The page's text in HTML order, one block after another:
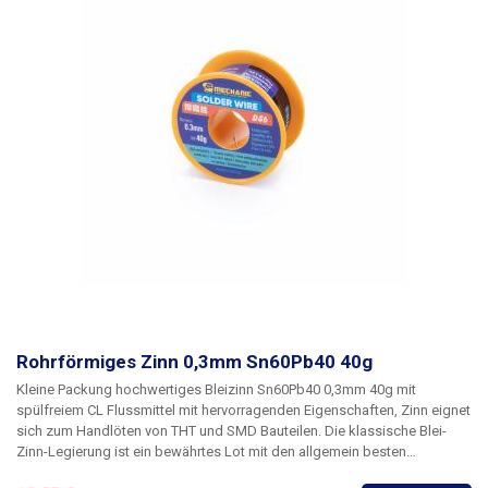
Rohrförmiges Zinn 0,3mm Sn60Pb40 40g
Kleine Packung hochwertiges Bleizinn Sn60Pb40 0,3mm 40g mit
spülfreiem CL Flussmittel mit hervorragenden Eigenschaften, Zinn eignet
sich zum Handlöten von THT und SMD Bauteilen. Die klassische Blei-
Zinn-Legierung ist ein bewährtes Lot mit den allgemein besten